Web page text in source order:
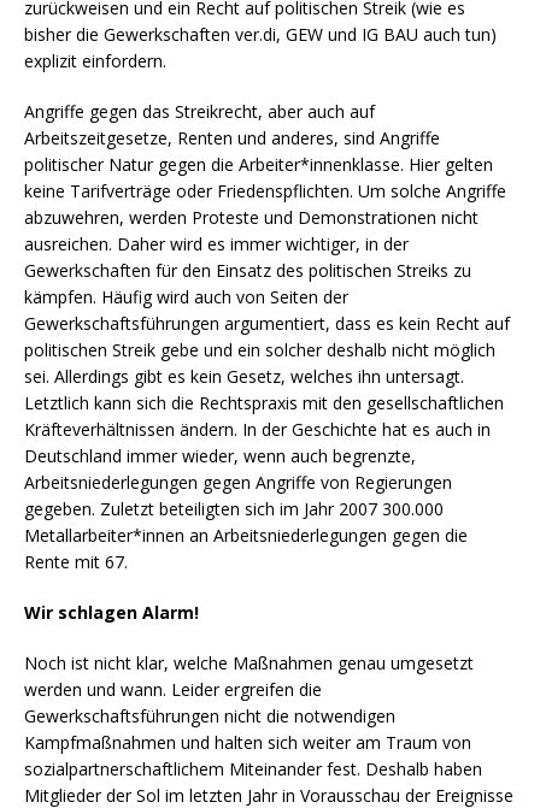
zurückweisen und ein Recht auf politischen Streik (wie es
bisher die Gewerkschaften ver.di, GEW und IG BAU auch tun)
explizit einfordern.
Angriffe gegen das Streikrecht, aber auch auf
Arbeitszeitgesetze, Renten und anderes, sind Angriffe
politischer Natur gegen die Arbeiter*innenklasse. Hier gelten
keine Tarifverträge oder Friedenspflichten. Um solche Angriffe
abzuwehren, werden Proteste und Demonstrationen nicht
ausreichen. Daher wird es immer wichtiger, in der
Gewerkschaften für den Einsatz des politischen Streiks zu
kämpfen. Häufig wird auch von Seiten der
Gewerkschaftsführungen argumentiert, dass es kein Recht auf
politischen Streik gebe und ein solcher deshalb nicht möglich
sei. Allerdings gibt es kein Gesetz, welches ihn untersagt.
Letztlich kann sich die Rechtspraxis mit den gesellschaftlichen
Kräfteverhältnissen ändern. In der Geschichte hat es auch in
Deutschland immer wieder, wenn auch begrenzte,
Arbeitsniederlegungen gegen Angriffe von Regierungen
gegeben. Zuletzt beteiligten sich im Jahr 2007 300.000
Metallarbeiter*innen an Arbeitsniederlegungen gegen die
Rente mit 67.
Wir schlagen Alarm!
Noch ist nicht klar, welche Maßnahmen genau umgesetzt
werden und wann. Leider ergreifen die
Gewerkschaftsführungen nicht die notwendigen
Kampfmaßnahmen und halten sich weiter am Traum von
sozialpartnerschaftlichem Miteinander fest. Deshalb haben
Mitglieder der Sol im letzten Jahr in Vorausschau der Ereignisse